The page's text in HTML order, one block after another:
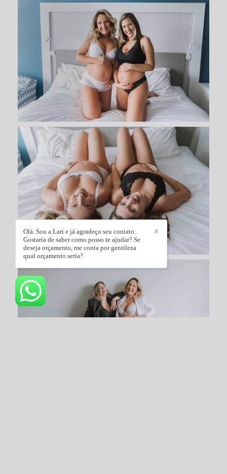
✕
Olá. Sou a Lari e já agradeço seu contato.
Gostaria de saber como posso te ajudar? Se
deseja orçamento, me conta por gentileza
qual orçamento seria?